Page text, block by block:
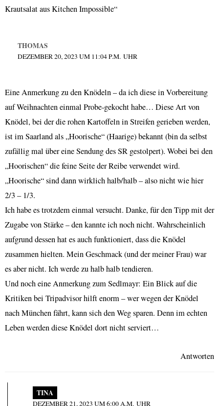
Krautsalat aus Kitchen Impossible“
THOMAS
DEZEMBER 20, 2023 UM 11:04 P.M. UHR
Eine Anmerkung zu den Knödeln – da ich diese in Vorbereitung
auf Weihnachten einmal Probe-gekocht habe… Diese Art von
Knödel, bei der die rohen Kartoffeln in Streifen gerieben werden,
ist im Saarland als „Hoorische“ (Haarige) bekannt (bin da selbst
zufällig mal über eine Sendung des SR gestolpert). Wobei bei den
„Hoorischen“ die feine Seite der Reibe verwendet wird.
„Hoorische“ sind dann wirklich halb/halb – also nicht wie hier
2/3 – 1/3.
Ich habe es trotzdem einmal versucht. Danke, für den Tipp mit der
Zugabe von Stärke – den kannte ich noch nicht. Wahrscheinlich
aufgrund dessen hat es auch funktioniert, dass die Knödel
zusammen hielten. Mein Geschmack (und der meiner Frau) war
es aber nicht. Ich werde zu halb halb tendieren.
Und noch eine Anmerkung zum Sedlmayr: Ein Blick auf die
Kritiken bei Tripadvisor hilft enorm – wer wegen der Knödel
nach München fährt, kann sich den Weg sparen. Denn im echten
Leben werden diese Knödel dort nicht serviert…
Antworten
TINA
DEZEMBER 21, 2023 UM 6:00 A.M. UHR